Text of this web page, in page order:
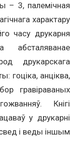
– 3, палемічная
характару
часу друкарня
друкарскага
гоціка, анціква,
гравіраваных
Кнігі
у друкарні
і веды іншым